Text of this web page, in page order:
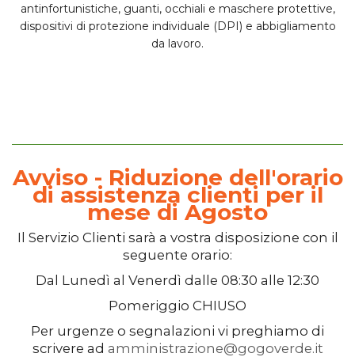
antinfortunistiche, guanti, occhiali e maschere protettive,
dispositivi di protezione individuale (DPI) e abbigliamento
da lavoro.
Avviso - Riduzione dell'orario
di assistenza clienti per il
mese di Agosto
Il Servizio Clienti sarà a vostra disposizione con il
seguente orario:
Dal Lunedì al Venerdì dalle 08:30 alle 12:30
Pomeriggio CHIUSO
Per urgenze o segnalazioni vi preghiamo di
scrivere ad amministrazione@gogoverde.it